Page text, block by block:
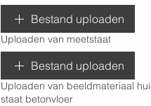
Bestand uploaden
Uploaden van meetstaat
Bestand uploaden
Uploaden van beeldmateriaal
staat betonvloer